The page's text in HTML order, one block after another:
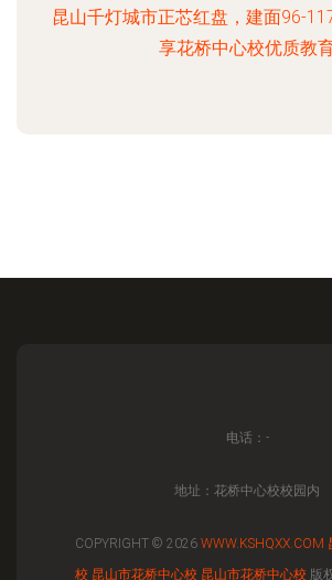
昆山千灯城市正芯红盘，建面96-
享花桥中心校优质教
电话：-
地址：花桥中心校校园内
COPYRIGHT © 2026 WWW.KSHQXX.COM
校 昆山市花桥中心校 昆山市花桥中心校版